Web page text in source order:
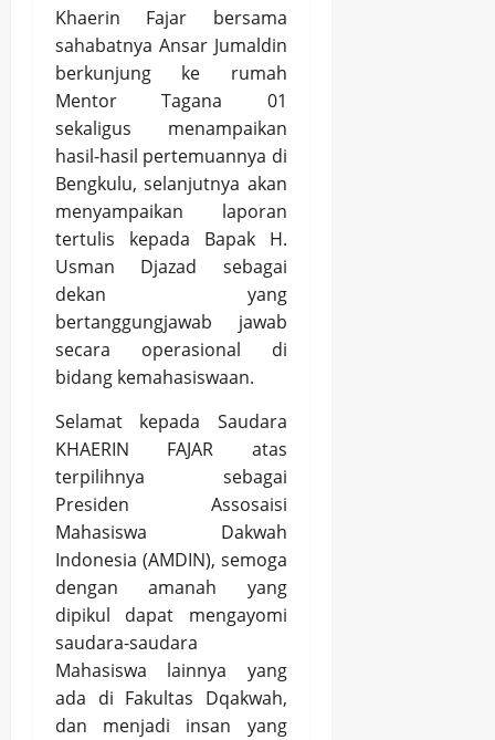
Khaerin Fajar bersama
sahabatnya Ansar Jumaldin
berkunjung ke rumah
Mentor Tagana 01
sekaligus menampaikan
hasil-hasil pertemuannya di
Bengkulu, selanjutnya akan
menyampaikan laporan
tertulis kepada Bapak H.
Usman Djazad sebagai
dekan yang
bertanggungjawab jawab
secara operasional di
bidang kemahasiswaan.
Selamat kepada Saudara
KHAERIN FAJAR atas
terpilihnya sebagai
Presiden Assosaisi
Mahasiswa Dakwah
Indonesia (AMDIN), semoga
dengan amanah yang
dipikul dapat mengayomi
saudara-saudara
Mahasiswa lainnya yang
ada di Fakultas Dqakwah,
dan menjadi insan yang